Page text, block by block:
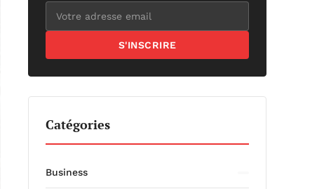
S'INSCRIRE
Catégories
Business